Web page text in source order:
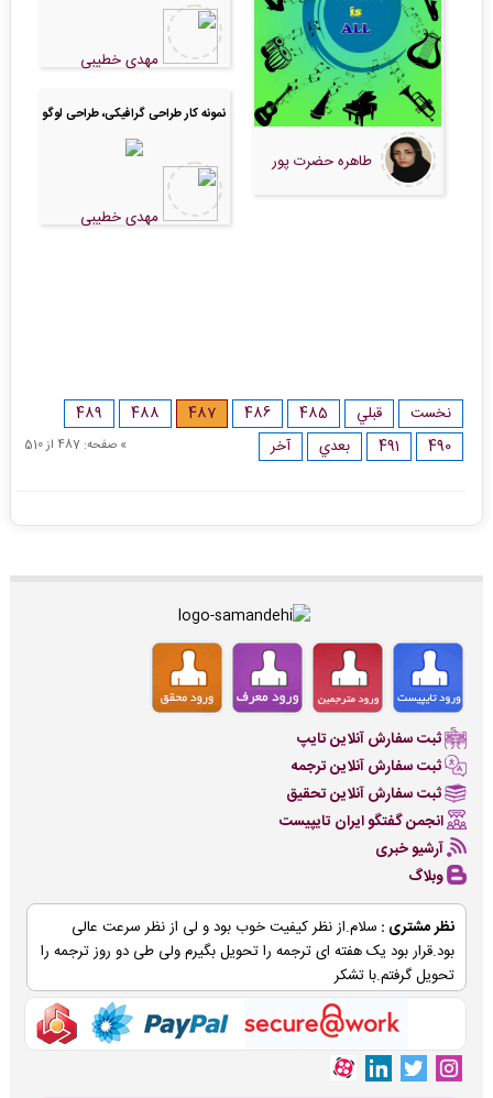
طاهره حضرت پور
مهدی خطیبی
نمونه کار طراحی گرافیکی، طراحی لوگو
مهدی خطیبی
نخست قبلي 485
486
487
488
489
490
491 بعدي آخر » صفحه: 487 از 510
ثبت سفارش آنلاین تایپ
ثبت سفارش آنلاین ترجمه
ثبت سفارش آنلاین تحقیق
انجمن گفتگو ایران تایپیست
آرشیو خبری
وبلاگ
نظر مشتری : سلام.از نظر کیفیت خوب بود و لی از نظر سرعت عالی
بود.قرار بود یک هفته ای ترجمه را تحویل بگیرم ولی طی دو روز ترجمه را
تحویل گرفتم.با تشکر